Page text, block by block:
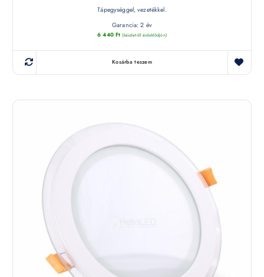
Tápegységgel, vezetékkel.
Garancia: 2 év
6 440 Ft (készletről érdeklődjön)
Kosárba teszem